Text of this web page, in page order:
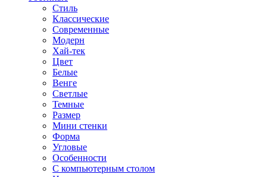
Стиль
Классические
Современные
Модерн
Хай-тек
Цвет
Белые
Венге
Светлые
Темные
Размер
Мини стенки
Форма
Угловые
Особенности
С компьютерным столом